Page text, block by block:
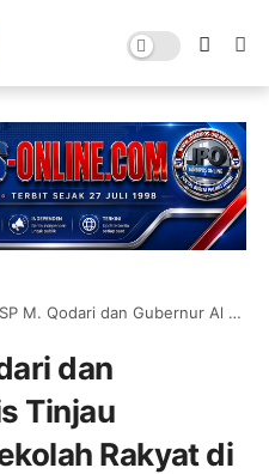
dan Gubernur Al Haris Tinjau Pembangunan Sekolah Rakyat di Jambi
dan
Tinjau
Rakyat di